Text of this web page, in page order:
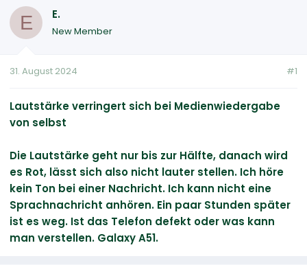
s
e
e
t
e
t
m
E E.
New Member
31. August 2024 #1
Lautstärke verringert sich bei Medienwiedergabe
von selbst
Die Lautstärke geht nur bis zur Hälfte, danach wird
es Rot, lässt sich also nicht lauter stellen. Ich höre
kein Ton bei einer Nachricht. Ich kann nicht eine
Sprachnachricht anhören. Ein paar Stunden später
ist es weg. Ist das Telefon defekt oder was kann
man verstellen. Galaxy A51.